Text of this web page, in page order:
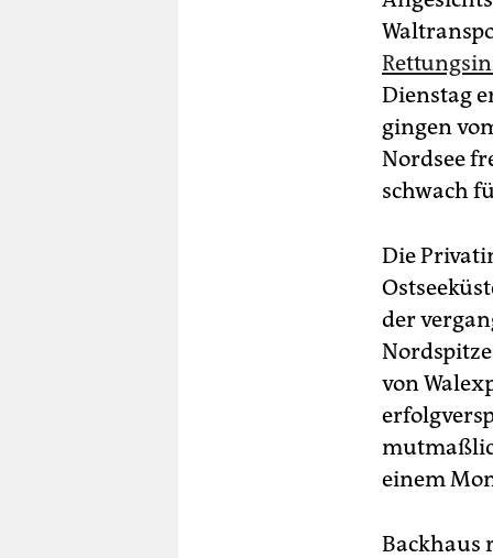
Dienstag
gingen
Nordsee
schwach
Die
der
von
einem
Backhaus